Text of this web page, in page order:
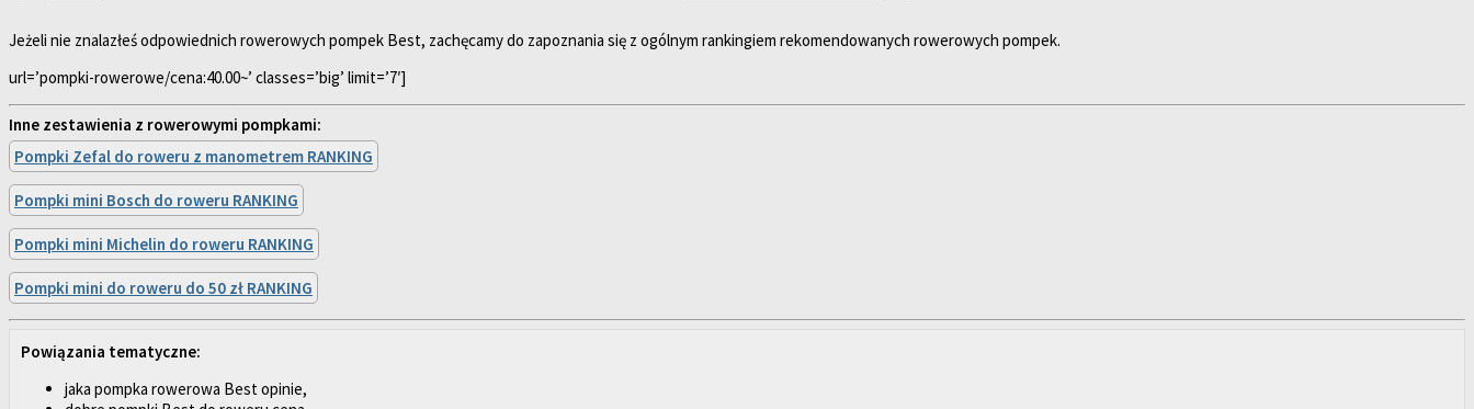
Jeżeli nie znalazłeś odpowiednich rowerowych pompek Best, zachęcamy do zapoznania się z ogólnym rankingiem rekomendowanych rowerowych pompek.
url=’pompki-rowerowe/cena:40.00~’ classes=’big’ limit=’7′]
Inne zestawienia z rowerowymi pompkami:
Pompki Zefal do roweru z manometrem RANKING
Pompki mini Bosch do roweru RANKING
Pompki mini Michelin do roweru RANKING
Pompki mini do roweru do 50 zł RANKING
Powiązania tematyczne:
jaka pompka rowerowa Best opinie,